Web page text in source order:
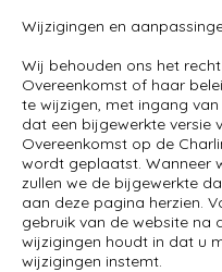
Wijzigingen en
Wij behouden ons het
Overeenkomst of haar
te wijzigen, met ingang
dat een bijgewerkte versie
Overeenkomst op de
wordt geplaatst. Wanneer
zullen we de bijgewerkte
aan deze pagina herzien.
gebruik van de website na
wijzigingen houdt in dat u
wijzigingen instemt.